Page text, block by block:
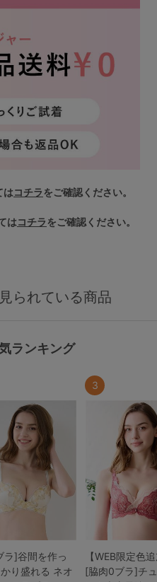
はコチラ をご確認ください。
はコチラ をご確認ください。
られている商品
ランキング
ラ]谷間を作っ
り盛れる ネオ
3
【WEB限定色
[脇肉0ブラ]チ